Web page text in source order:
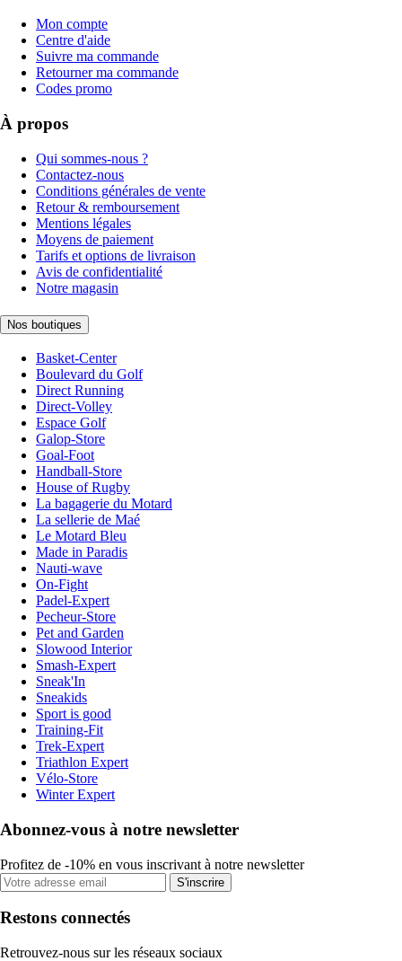
Mon compte
Centre d'aide
Suivre ma commande
Retourner ma commande
Codes promo
À propos
Qui sommes-nous ?
Contactez-nous
Conditions générales de vente
Retour & remboursement
Mentions légales
Moyens de paiement
Tarifs et options de livraison
Avis de confidentialité
Notre magasin
Nos boutiques
Basket-Center
Boulevard du Golf
Direct Running
Direct-Volley
Espace Golf
Galop-Store
Goal-Foot
Handball-Store
House of Rugby
La bagagerie du Motard
La sellerie de Maé
Le Motard Bleu
Made in Paradis
Nauti-wave
On-Fight
Padel-Expert
Pecheur-Store
Pet and Garden
Slowood Interior
Smash-Expert
Sneak'In
Sneakids
Sport is good
Training-Fit
Trek-Expert
Triathlon Expert
Vélo-Store
Winter Expert
Abonnez-vous à notre newsletter
Profitez de -10% en vous inscrivant à notre newsletter
S'inscrire
Restons connectés
Retrouvez-nous sur les réseaux sociaux